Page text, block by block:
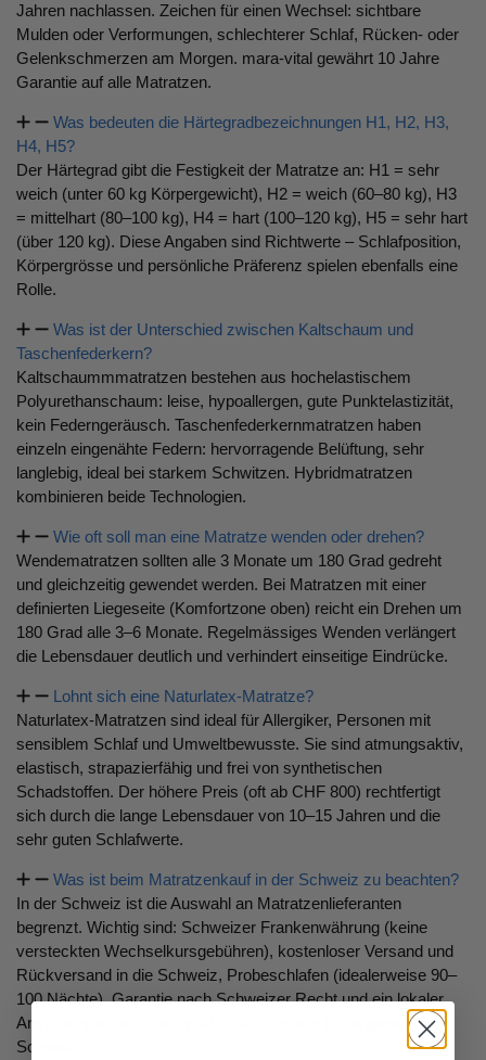
Jahren nachlassen. Zeichen für einen Wechsel: sichtbare
Mulden oder Verformungen, schlechterer Schlaf, Rücken- oder
Gelenkschmerzen am Morgen. mara-vital gewährt 10 Jahre
Garantie auf alle Matratzen.
Was bedeuten die Härtegradbezeichnungen H1, H2, H3,
H4, H5?
Der Härtegrad gibt die Festigkeit der Matratze an: H1 = sehr
weich (unter 60 kg Körpergewicht), H2 = weich (60–80 kg), H3
= mittelhart (80–100 kg), H4 = hart (100–120 kg), H5 = sehr hart
(über 120 kg). Diese Angaben sind Richtwerte – Schlafposition,
Körpergrösse und persönliche Präferenz spielen ebenfalls eine
Rolle.
Was ist der Unterschied zwischen Kaltschaum und
Taschenfederkern?
Kaltschaummmatratzen bestehen aus hochelastischem
Polyurethanschaum: leise, hypoallergen, gute Punktelastizität,
kein Federngeräusch. Taschenfederkernmatratzen haben
einzeln eingenähte Federn: hervorragende Belüftung, sehr
langlebig, ideal bei starkem Schwitzen. Hybridmatratzen
kombinieren beide Technologien.
Wie oft soll man eine Matratze wenden oder drehen?
Wendematratzen sollten alle 3 Monate um 180 Grad gedreht
und gleichzeitig gewendet werden. Bei Matratzen mit einer
definierten Liegeseite (Komfortzone oben) reicht ein Drehen um
180 Grad alle 3–6 Monate. Regelmässiges Wenden verlängert
die Lebensdauer deutlich und verhindert einseitige Eindrücke.
Lohnt sich eine Naturlatex-Matratze?
Naturlatex-Matratzen sind ideal für Allergiker, Personen mit
sensiblem Schlaf und Umweltbewusste. Sie sind atmungsaktiv,
elastisch, strapazierfähig und frei von synthetischen
Schadstoffen. Der höhere Preis (oft ab CHF 800) rechtfertigt
sich durch die lange Lebensdauer von 10–15 Jahren und die
sehr guten Schlafwerte.
Was ist beim Matratzenkauf in der Schweiz zu beachten?
In der Schweiz ist die Auswahl an Matratzenlieferanten
begrenzt. Wichtig sind: Schweizer Frankenwährung (keine
versteckten Wechselkursgebühren), kostenloser Versand und
Rückversand in die Schweiz, Probeschlafen (idealerweise 90–
100 Nächte), Garantie nach Schweizer Recht und ein lokaler
Ansprechpartner. mara-vital.ch liefert gratis in die gesamte
Schweiz.